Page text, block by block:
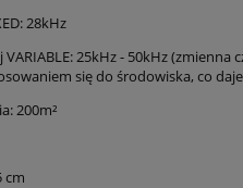
28kHz
25kHz - 50kHz
się do środowiska, co
200m²
cm